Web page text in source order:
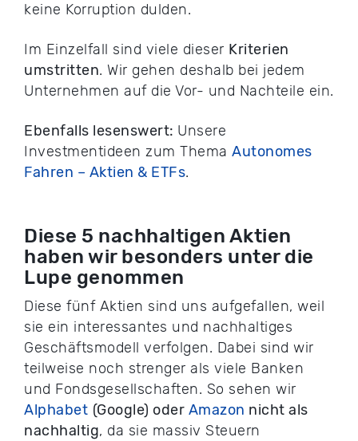
keine Korruption dulden.
Im Einzelfall sind viele dieser Kriterien
umstritten. Wir gehen deshalb bei jedem
Unternehmen auf die Vor- und Nachteile ein.
Ebenfalls lesenswert: Unsere
Investmentideen zum Thema Autonomes
Fahren – Aktien & ETFs.
Diese 5 nachhaltigen Aktien
haben wir besonders unter die
Lupe genommen
Diese fünf Aktien sind uns aufgefallen, weil
sie ein interessantes und nachhaltiges
Geschäftsmodell verfolgen. Dabei sind wir
teilweise noch strenger als viele Banken
und Fondsgesellschaften. So sehen wir
Alphabet (Google) oder Amazon nicht als
nachhaltig, da sie massiv Steuern